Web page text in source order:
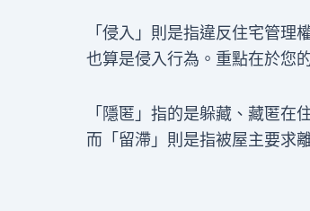
「侵入」則是指違反住宅管理
也算是侵入行為。重點在於您
「隱匿」指的是躲藏、藏匿在
而「留滯」則是指被屋主要求